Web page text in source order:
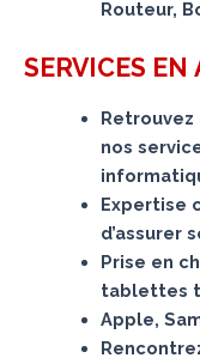
Routeur,
SERVICES EN
Retrouvez
nos
Expertise
d’assurer
Prise en
tablettes
Apple,